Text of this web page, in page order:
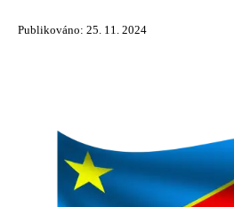
Publikováno: 25. 11. 2024